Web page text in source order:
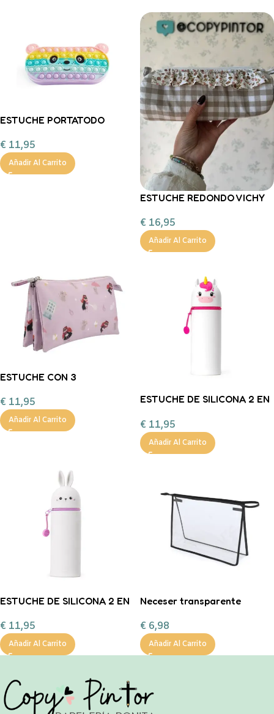
ESTUCHE PORTATODO
PANDA
€ 11,95
Añadir Al Carrito
ESTUCHE REDONDO VICHY
FLORES MARRONES
€ 16,95
Añadir Al Carrito
ESTUCHE CON 3
FANTASTIC GIRL
€ 11,95
Añadir Al Carrito
ESTUCHE DE SILICONA 2 EN
€ 11,95
Añadir Al Carrito
ESTUCHE DE SILICONA 2 EN
LEGAMI
€ 11,95
Añadir Al Carrito
Neceser transparente
€ 6,98
Añadir Al Carrito